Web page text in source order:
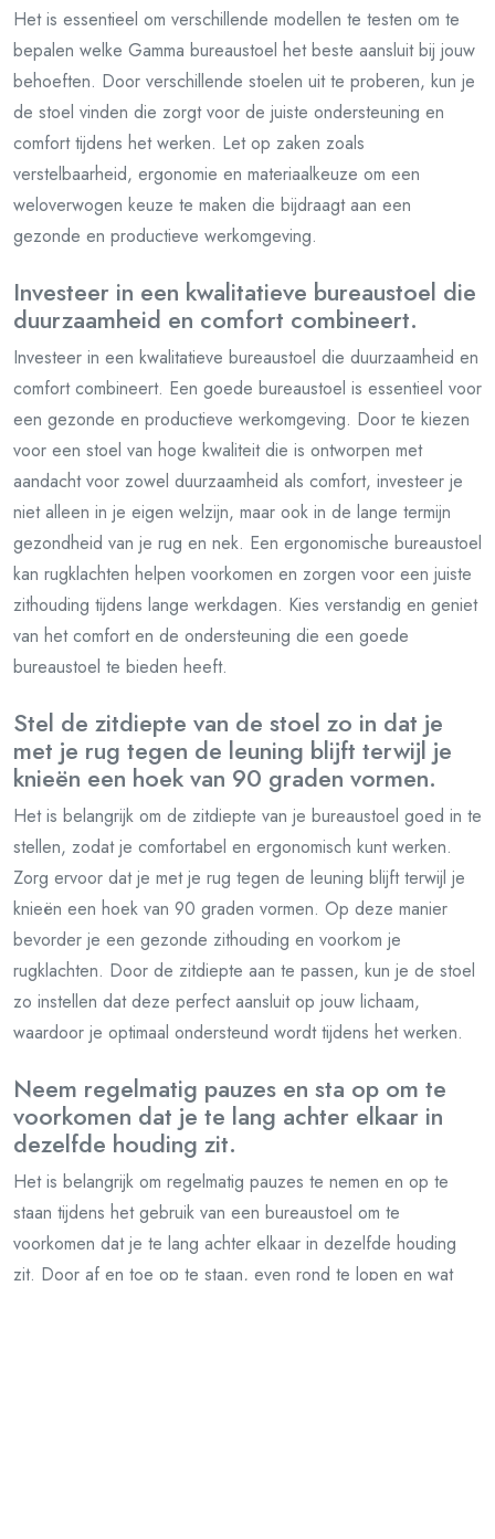
Het is essentieel om verschillende modellen te testen om te
bepalen welke Gamma bureaustoel het beste aansluit bij jouw
behoeften. Door verschillende stoelen uit te proberen, kun je
de stoel vinden die zorgt voor de juiste ondersteuning en
comfort tijdens het werken. Let op zaken zoals
verstelbaarheid, ergonomie en materiaalkeuze om een
weloverwogen keuze te maken die bijdraagt aan een
gezonde en productieve werkomgeving.
Investeer in een kwalitatieve bureaustoel die
duurzaamheid en comfort combineert.
Investeer in een kwalitatieve bureaustoel die duurzaamheid en
comfort combineert. Een goede bureaustoel is essentieel voor
een gezonde en productieve werkomgeving. Door te kiezen
voor een stoel van hoge kwaliteit die is ontworpen met
aandacht voor zowel duurzaamheid als comfort, investeer je
niet alleen in je eigen welzijn, maar ook in de lange termijn
gezondheid van je rug en nek. Een ergonomische bureaustoel
kan rugklachten helpen voorkomen en zorgen voor een juiste
zithouding tijdens lange werkdagen. Kies verstandig en geniet
van het comfort en de ondersteuning die een goede
bureaustoel te bieden heeft.
Stel de zitdiepte van de stoel zo in dat je
met je rug tegen de leuning blijft terwijl je
knieën een hoek van 90 graden vormen.
Het is belangrijk om de zitdiepte van je bureaustoel goed in te
stellen, zodat je comfortabel en ergonomisch kunt werken.
Zorg ervoor dat je met je rug tegen de leuning blijft terwijl je
knieën een hoek van 90 graden vormen. Op deze manier
bevorder je een gezonde zithouding en voorkom je
rugklachten. Door de zitdiepte aan te passen, kun je de stoel
zo instellen dat deze perfect aansluit op jouw lichaam,
waardoor je optimaal ondersteund wordt tijdens het werken.
Neem regelmatig pauzes en sta op om te
voorkomen dat je te lang achter elkaar in
dezelfde houding zit.
Het is belangrijk om regelmatig pauzes te nemen en op te
staan tijdens het gebruik van een bureaustoel om te
voorkomen dat je te lang achter elkaar in dezelfde houding
zit. Door af en toe op te staan, even rond te lopen en wat